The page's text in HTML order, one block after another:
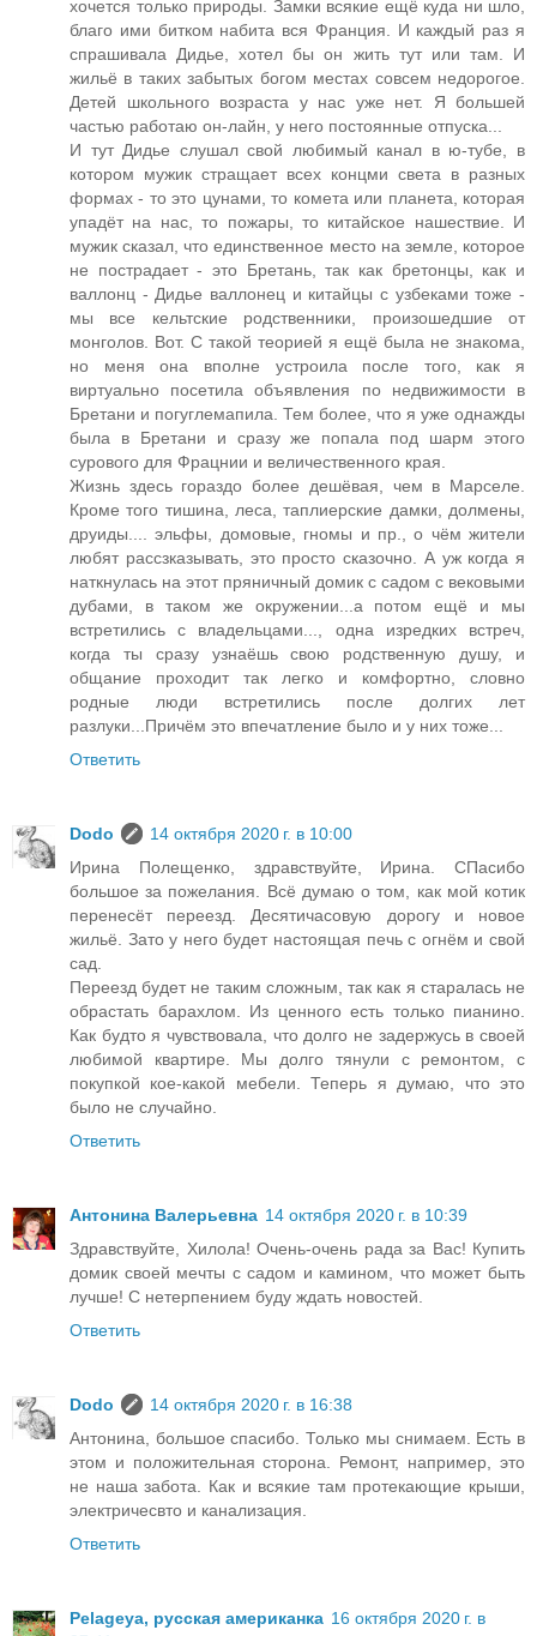
хочется только природы. Замки всякие ещё куда ни шло,
благо ими битком набита вся Франция. И каждый раз я
спрашивала Дидье, хотел бы он жить тут или там. И
жильё в таких забытых богом местах совсем недорогое.
Детей школьного возраста у нас уже нет. Я большей
частью работаю он-лайн, у него постоянные отпуска...
И тут Дидье слушал свой любимый канал в ю-тубе, в
котором мужик стращает всех концми света в разных
формах - то это цунами, то комета или планета, которая
упадёт на нас, то пожары, то китайское нашествие. И
мужик сказал, что единственное место на земле, которое
не пострадает - это Бретань, так как бретонцы, как и
валлонц - Дидье валлонец и китайцы с узбеками тоже -
мы все кельтские родственники, произошедшие от
монголов. Вот. С такой теорией я ещё была не знакома,
но меня она вполне устроила после того, как я
виртуально посетила объявления по недвижимости в
Бретани и погуглемапила. Тем более, что я уже однажды
была в Бретани и сразу же попала под шарм этого
сурового для Фрацнии и величественного края.
Жизнь здесь гораздо более дешёвая, чем в Марселе.
Кроме того тишина, леса, таплиерские дамки, долмены,
друиды.... эльфы, домовые, гномы и пр., о чём жители
любят рассзказывать, это просто сказочно. А уж когда я
наткнулась на этот пряничный домик с садом с вековыми
дубами, в таком же окружении...а потом ещё и мы
встретились с владельцами..., одна изредких встреч,
когда ты сразу узнаёшь свою родственную душу, и
общание проходит так легко и комфортно, словно
родные люди встретились после долгих лет
разлуки...Причём это впечатление было и у них тоже...
Ответить
Dodo
14 октября 2020 г. в 10:00
Ирина Полещенко, здравствуйте, Ирина. СПасибо
большое за пожелания. Всё думаю о том, как мой котик
перенесёт переезд. Десятичасовую дорогу и новое
жильё. Зато у него будет настоящая печь с огнём и свой
сад.
Переезд будет не таким сложным, так как я старалась не
обрастать барахлом. Из ценного есть только пианино.
Как будто я чувствовала, что долго не задержусь в своей
любимой квартире. Мы долго тянули с ремонтом, с
покупкой кое-какой мебели. Теперь я думаю, что это
было не случайно.
Ответить
Антонина Валерьевна 14 октября 2020 г. в 10:39
Здравствуйте, Хилола! Очень-очень рада за Вас! Купить
домик своей мечты с садом и камином, что может быть
лучше! С нетерпением буду ждать новостей.
Ответить
Dodo
14 октября 2020 г. в 16:38
Антонина, большое спасибо. Только мы снимаем. Есть в
этом и положительная сторона. Ремонт, например, это
не наша забота. Как и всякие там протекающие крыши,
электричесвто и канализация.
Ответить
Pelageya, русская американка 16 октября 2020 г. в